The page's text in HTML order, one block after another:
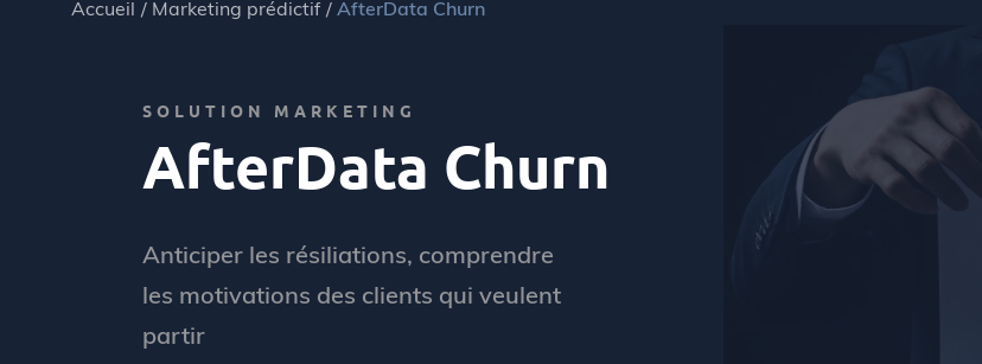
Accueil Marketing prédictif AfterData Churn
SOLUTION MARKETING
AfterData Churn
Anticiper les résiliations, comprendre
les motivations des clients qui veulent
partir